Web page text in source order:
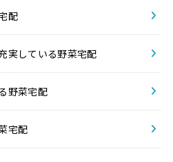
配
実している野菜宅配
野菜宅配
宅配